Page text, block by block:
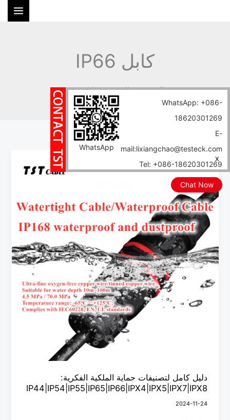
WhatsApp: +086-
18620301269
E-
mail:lixiangchao@testeck.com
Tel: +086-18620301269
Chat Now
WhatsApp
X
كابل IP66
الرئيسية المدونة كابل IP66
دليل كامل لتصنيفات حماية الملكية الفكرية:
IP44|IP54|IP55|IP65|IP66|IPX4|IPX5|IPX7|IPX8
2024-11-24
كامل
لتصنيفات
حماية
الملكية
الفكرية:
IP44|IP54|IP55|IP65|IP66|IPX4|IPX5|IPX7|IPX8